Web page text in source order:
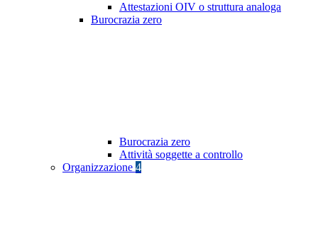
Attestazioni OIV o struttura analoga
Burocrazia zero
Burocrazia zero
Attività soggette a controllo
Organizzazione 4